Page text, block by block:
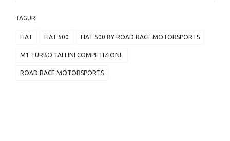
TAGURI
FIAT FIAT 500 FIAT 500 BY ROAD RACE MOTORSPORTS
M1 TURBO TALLINI COMPETIZIONE
ROAD RACE MOTORSPORTS